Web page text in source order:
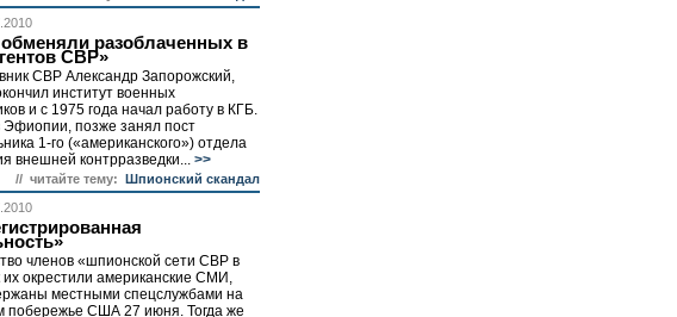
обменяли разоблаченных в
СВР»
СВР Александр Запорожский,
институт военных
и с 1975 года начал работу в КГБ.
Эфиопии, позже занял пост
1-го («американского») отдела
внешней контрразведки... >>
// читайте тему: Шпионский скандал
членов «шпионской сети СВР в
окрестили американские СМИ,
местными спецслужбами на
побережье США 27 июня. Тогда же